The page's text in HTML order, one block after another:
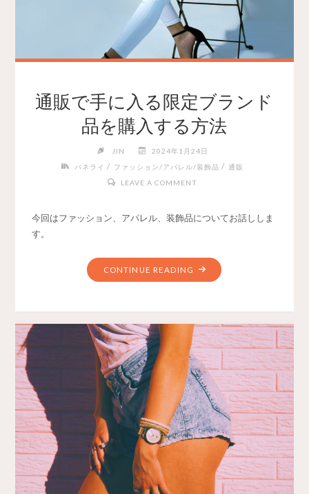
通販で手に入る限定ブランド
品を購入する方法
JIN
2024年1月24日
パネライ / ファッション/アパレル/装飾品 / 通販
LEAVE A COMMENT
今回はファッション、アパレル、装飾品についてお話ししま
す。
CONTINUE READING